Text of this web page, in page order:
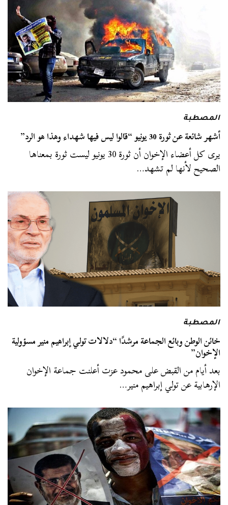
المصطبة
أشهر شائعة عن ثورة 30 يونيو “قالوا ليس فيها شهداء وهذا هو الرد”
يرى كل أعضاء الإخوان أن ثورة 30 يونيو ليست ثورة بمعناها
الصحيح لأنها لم تشهد…
المصطبة
خائن الوطن وبائع الجماعة مرشدًا “دلالات تولي إبراهيم منير مسؤولية
الإخوان”
بعد أيام من القبض على محمود عزت أعلنت جماعة الإخوان
الإرهابية عن تولي إبراهيم منير…